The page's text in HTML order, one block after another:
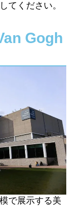
てください。
Gogh
で展示する美